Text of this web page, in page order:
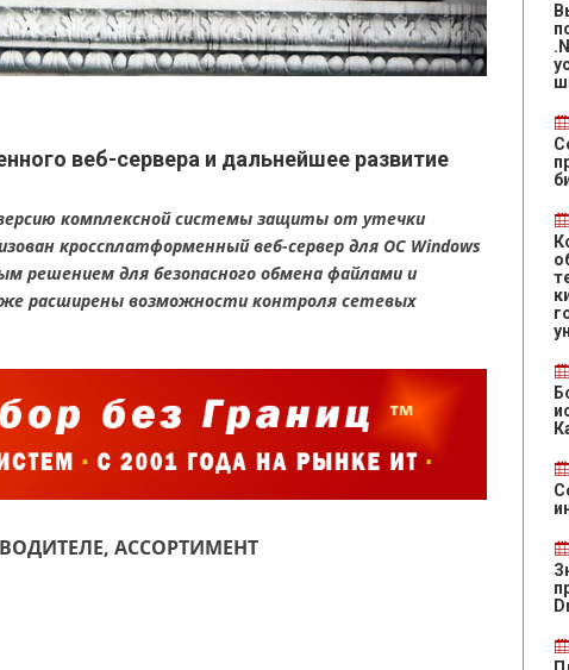
веб-сервера и дальнейшее развитие
комплексной системы защиты от утечки
кроссплатформенный веб-сервер для ОС Windows
решением для безопасного обмена файлами и
расширены возможности контроля сетевых
АССОРТИМЕНТ